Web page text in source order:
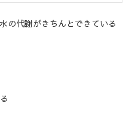
の代謝がきちんとできている